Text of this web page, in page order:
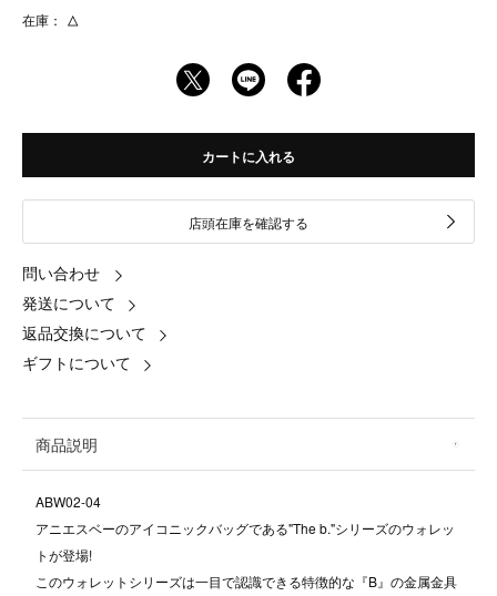
在庫： △
カートに入れる
店頭在庫を確認する
問い合わせ
発送について
返品交換について
ギフトについて
商品説明
ABW02-04
アニエスベーのアイコニックバッグである"The b."シリーズのウォレッ
トが登場!
このウォレットシリーズは一目で認識できる特徴的な『B』の金属金具